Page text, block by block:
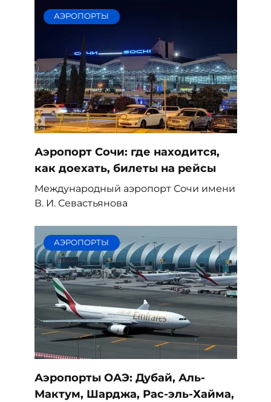
АЭРОПОРТЫ
Аэропорт Сочи: где находится,
как доехать, билеты на рейсы
Международный аэропорт Сочи имени
В. И. Севастьянова
АЭРОПОРТЫ
Аэропорты ОАЭ: Дубай, Аль-
Мактум, Шарджа, Рас-эль-Хайма,